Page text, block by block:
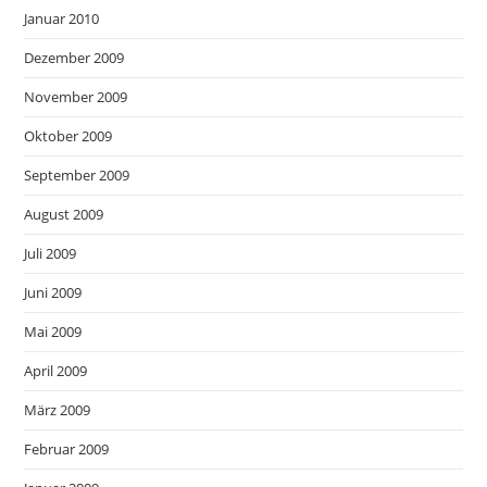
Januar 2010
Dezember 2009
November 2009
Oktober 2009
September 2009
August 2009
Juli 2009
Juni 2009
Mai 2009
April 2009
März 2009
Februar 2009